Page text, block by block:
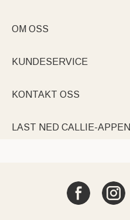
OM OSS
KUNDESERVICE
KONTAKT OSS
LAST NED CALLIE-APPEN